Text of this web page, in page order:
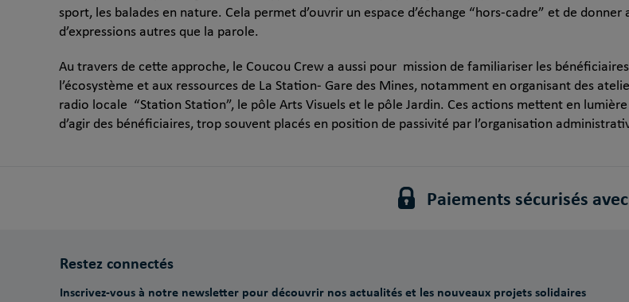
sport, les balades en nature. Cela permet d’ouvrir un espace d’échange “hors-cadre” et de donner
d’expressions autres que la parole.
Au travers de cette approche, le Coucou Crew a aussi pour mission de familiariser les
l’écosystème et aux ressources de La Station- Gare des Mines, notamment en organisant des
radio locale “Station Station”, le pôle Arts Visuels et le pôle Jardin. Ces actions mettent en
d’agir des bénéficiaires, trop souvent placés en position de passivité par l’organisation
Paiements sécurisés avec
Restez connectés
Inscrivez-vous à notre newsletter pour découvrir nos actualités et les nouveaux projets solidaires